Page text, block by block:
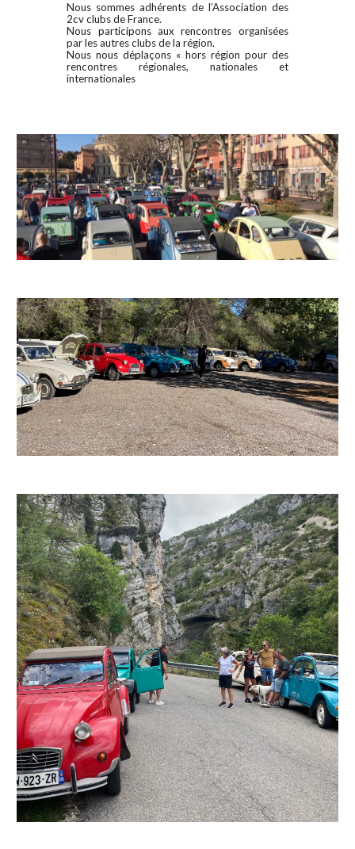
Nous sommes adhérents de l’Association des
2cv clubs de France.
Nous participons aux rencontres organisées
par les autres clubs de la région.
Nous nous déplaçons « hors région pour des
rencontres régionales, nationales et
internationales